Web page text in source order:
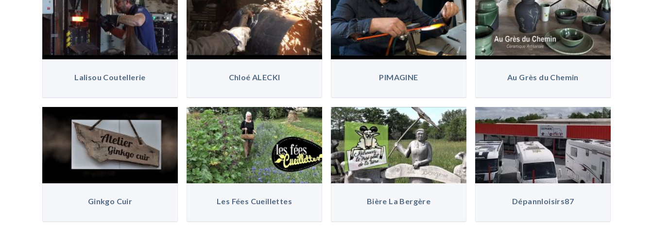
Lalisou Coutellerie Chloé ALECKI PIMAGINE Au Grès du Chemin
Ginkgo Cuir Les Fées Cueillettes Bière La Bergère Dépannloisirs87